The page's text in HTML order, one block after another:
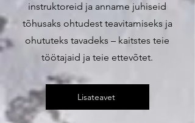
instruktoreid ja anname juhiseid
tõhusaks ohtudest teavitamiseks ja
ohututeks tavadeks – kaitstes teie
töötajaid ja teie ettevõtet.
Lisateavet